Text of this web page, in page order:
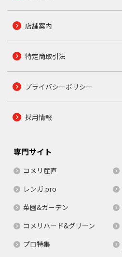
店舗案内
特定商取引法
プライバシーポリシー
採用情報
専門サイト
コメリ産直
レンガ.pro
菜園&ガーデン
コメリハード&グリーン
プロ特集